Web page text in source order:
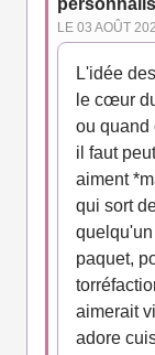
LE 03 AOÛT
L'idée
le cœur
ou quand
il faut
aiment
qui sort
paquet,
aimerait
adore